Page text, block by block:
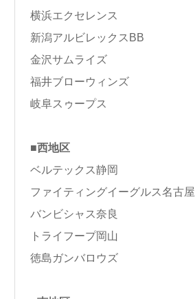
横浜エクセレンス
新潟アルビレックスBB
金沢サムライズ
福井ブローウィンズ
岐阜スゥープス
■西地区
ベルテックス静岡
ファイティングイーグルス名古屋
バンビシャス奈良
トライフープ岡山
徳島ガンバロウズ